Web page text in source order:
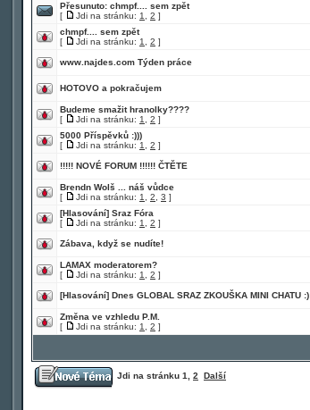
Přesunuto: chmpf.... sem zpět
[
Jdi na stránku: 1 2 ]
chmpf.... sem zpět
[
Jdi na stránku: 1 2 ]
www.najdes.com Týden práce
HOTOVO a pokračujem
Budeme smažit hranolky????
[
Jdi na stránku: 1 2 ]
5000 Příspěvků :)))
[
Jdi na stránku: 1 2 ]
!!!!! NOVÉ FORUM !!!!!! ČTĚTE
Brendn Wolš ... náš vůdce
[
Jdi na stránku: 1 2 3 ]
[Hlasování] Sraz Fóra
[
Jdi na stránku: 1 2 ]
Zábava, když se nudíte!
LAMAX moderatorem?
[
Jdi na stránku: 1 2 ]
[Hlasování] Dnes GLOBAL SRAZ ZKOUŠKA MINI CHATU :)
Změna ve vzhledu P.M.
[
Jdi na stránku: 1 2 ]
Jdi na stránku 1 2 Další